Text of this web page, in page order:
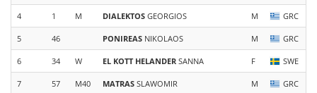
4 1 M DIALEKTOS GEORGIOS M GRC
5 46 PONIREAS NIKOLAOS M GRC
6 34 W EL KOTT HELANDER SANNA F SWE
7 57 M40 MATRAS SLAWOMIR M GRC